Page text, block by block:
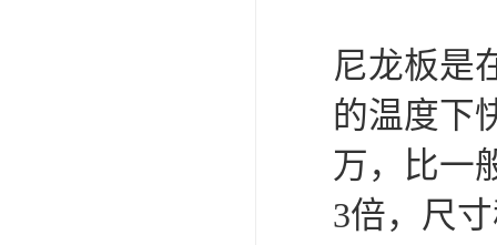
尼龙板是
的温度下
万，比一
3倍，尺